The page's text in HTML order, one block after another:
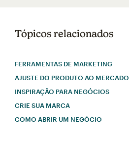
Tópicos relacionados
FERRAMENTAS DE MARKETING
AJUSTE DO PRODUTO AO MERCADO
INSPIRAÇÃO PARA NEGÓCIOS
CRIE SUA MARCA
COMO ABRIR UM NEGÓCIO